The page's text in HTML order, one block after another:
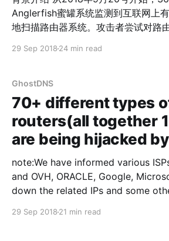
PSIRT 对我们披露的安全事件，作出了
者在继续阅读本blog时，应当明确
Hisilicon字样，源自Schuchman及其
实际上整个IoT产业链条庞杂，其体量
Anglerfish蜜罐系统监测到互联网上
地扫描路由器系统。攻击者尝试对路
然后通过相应DNS配置接口篡改路由
DNSChanger程序，根据其编程语言
命名为Shell DNSChanger，Js
DNSChanger。目前这3套
意软件团伙运营，其中以PyPhp
大。根据其功能特性，我们将它们统
该恶意软件软件团伙运营系统中的一
括：Phishing Web System，Web
Rogue DNS System。这4个系统之
DNS劫持功能，我们将这整个系统命
29 Sep 2018 24 min read
GhostDNS
70+ different types
routers(all together
are being hijacked
note:We have informed various
and OVH, ORACLE, Google,
down the related IPs and some
not something new and was quite
29 Sep 2018 21 min read